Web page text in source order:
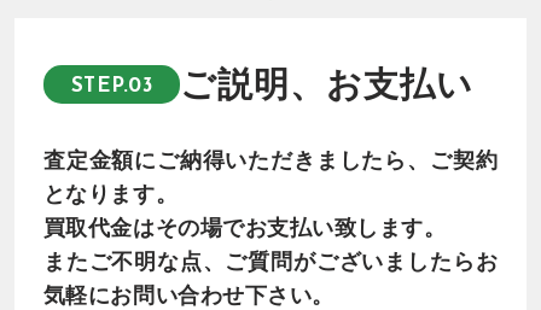
STEP.03 ご説明、お支払い
査定金額にご納得いただきましたら、ご契約
となります。
買取代金はその場でお支払い致します。
またご不明な点、ご質問がございましたらお
気軽にお問い合わせ下さい。